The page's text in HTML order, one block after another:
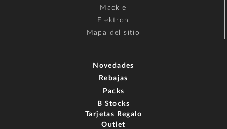
Mackie
Elektron
Mapa del sitio
Novedades
Rebajas
Packs
B Stocks
Tarjetas Regalo
Outlet